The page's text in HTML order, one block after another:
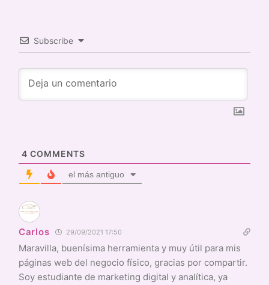
Subscribe
4 COMMENTS
el más antiguo
Carlos 29/09/2021 17:50
Maravilla, buenísima herramienta y muy útil para mis
páginas web del negocio físico, gracias por compartir.
Soy estudiante de marketing digital y analítica, ya